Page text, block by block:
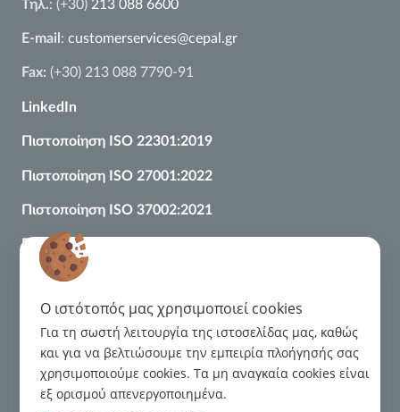
Τηλ.: (+30) 213 088 6600
E-mail : customerservices@cepal.gr
Fax: (+30) 213 088 7790-91
LinkedIn
Πιστοποίηση ISO 22301:2019
Πιστοποίηση ISO 27001:2022
Πιστοποίηση ISO 37002:2021
Πιστοποίηση ISO 9001:2015
Κανονιστικό Πλαίσιο
Κώδικας Δεοντολογίας για τις σχέσεις με τους Οφειλέτες
Κώδικας Δεοντολογίας για Τρίτα Μέρη
O ιστότοπός μας χρησιμοποιεί cookies
Για τη σωστή λειτουργία της ιστοσελίδας μας, καθώς
και για να βελτιώσουμε την εμπειρία πλοήγησής σας
χρησιμοποιούμε cookies. Tα μη αναγκαία cookies είναι
εξ ορισμού απενεργοποιημένα.